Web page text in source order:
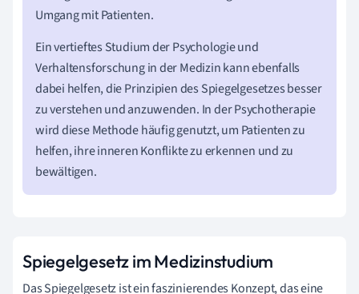
Umgang mit Patienten.
Ein vertieftes Studium der Psychologie und
Verhaltensforschung in der Medizin kann ebenfalls
dabei helfen, die Prinzipien des Spiegelgesetzes besser
zu verstehen und anzuwenden. In der Psychotherapie
wird diese Methode häufig genutzt, um Patienten zu
helfen, ihre inneren Konflikte zu erkennen und zu
bewältigen.
Spiegelgesetz im Medizinstudium
Das Spiegelgesetz ist ein faszinierendes Konzept, das eine